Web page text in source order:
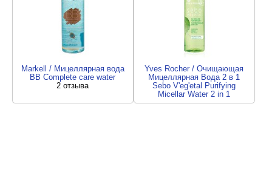
Markell / Мицеллярная вода
BB Complete care water
2 отзыва
Yves Rocher / Очищающая
Мицеллярная Вода 2 в 1
Sebo V'eg'etal Purifying
Micellar Water 2 in 1
2 отзыва